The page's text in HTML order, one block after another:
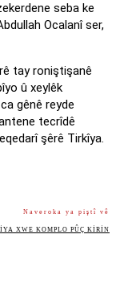
seba ke
Ocalanî ser,
tay roniştişanê
û xeylêk
gênê reyde
tecrîdê
şêrê Tirkîya.
Naveroka ya piştî vê
XWE KOMPLO PÛÇ KIRIN